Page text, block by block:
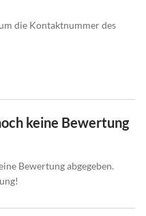
die Kontaktnummer des
keine Bewertung
Bewertung abgegeben.